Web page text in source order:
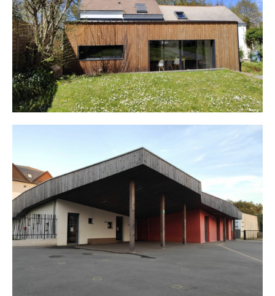
Maison P.
École St Joseph – Orvault